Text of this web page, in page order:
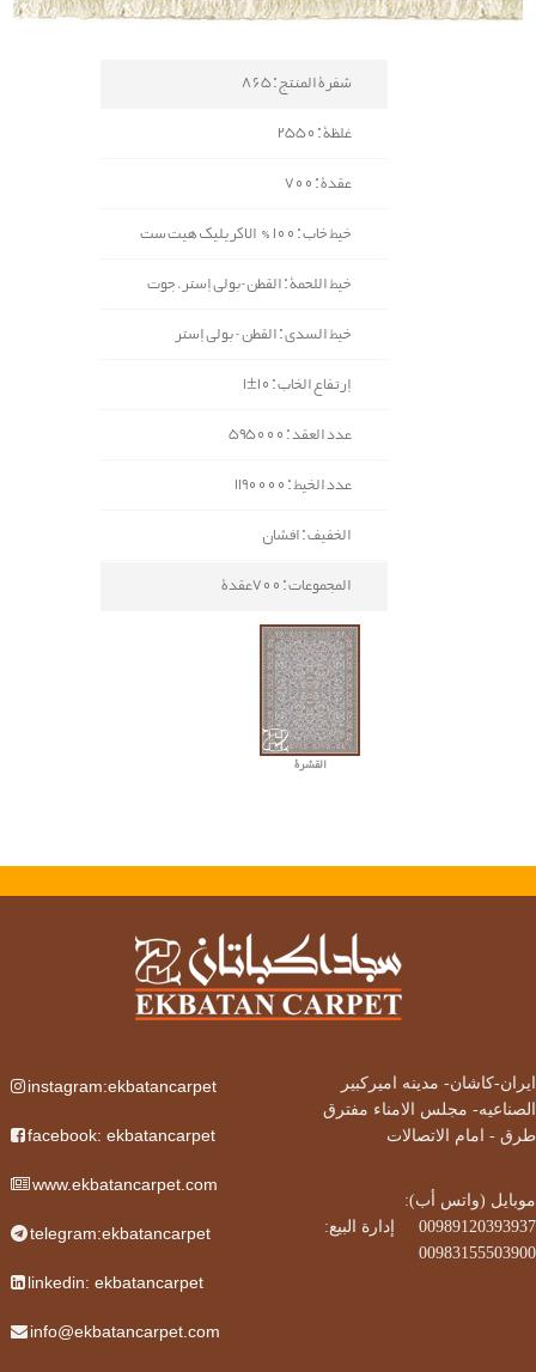
شفرة المنتج : 865
غلظة : 2550
عقدة : 700
خيط خاب : 100% الاكريليك هیت ست
خيط اللحمة : القطن-بولي إستر، جوت
خيط السدی : القطن - بولي إستر
إرتفاع الخاب : 10±1
عدد العقد : 595000
عدد الخيط : 1190000
الخفيف : افشان
المجموعات : 700عقدة
القشرة
ایران-کاشان- مدینه امیرکبیر
الصناعیه- مجلس الامناء مفترق
طرق - امام الاتصالات
موبایل (واتس أب):
00989120393937‌
إدارة البيع:
00983155503900
instagram:ekbatancarpet
facebook: ekbatancarpet
www.ekbatancarpet.com
telegram:ekbatancarpet
linkedin: ekbatancarpet
info@ekbatancarpet.com